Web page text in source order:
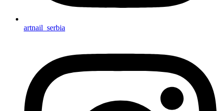
artnail_serbia